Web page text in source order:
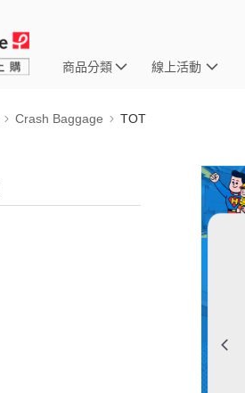
商品分類 線上活動
Crash Baggage TOT